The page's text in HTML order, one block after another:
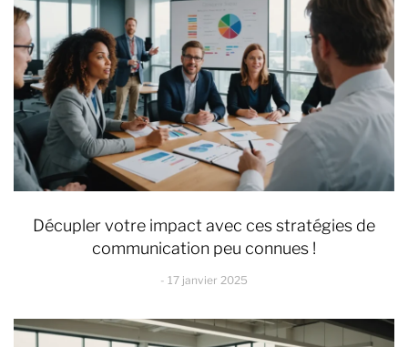
Décupler votre impact avec ces stratégies de
communication peu connues !
17 janvier 2025